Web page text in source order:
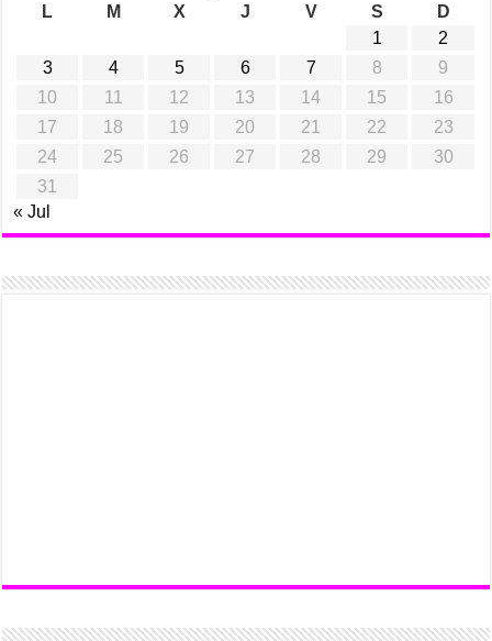
L
M X J V S
D
1
2
3
4 5 6 7 8
9
10
11 12 13 14 15
16
17
18 19 20 21 22
23
24
25 26 27 28 29
30
31
« Jul